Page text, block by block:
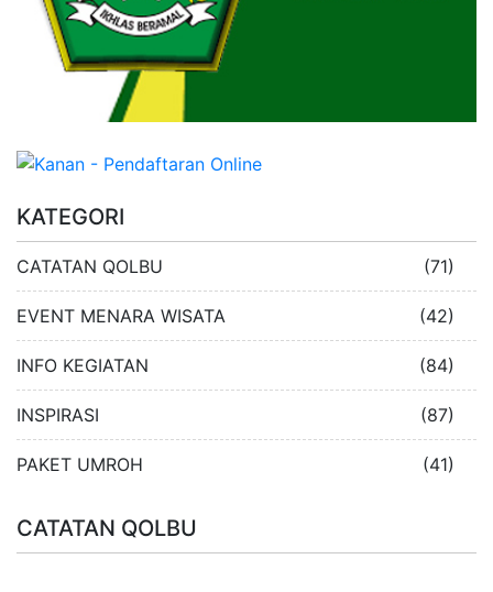
KATEGORI
CATATAN QOLBU (71)
EVENT MENARA WISATA (42)
INFO KEGIATAN (84)
INSPIRASI (87)
PAKET UMROH (41)
CATATAN QOLBU